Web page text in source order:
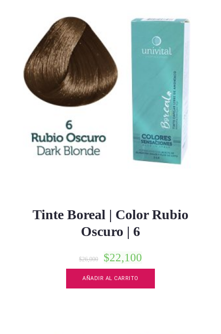
Tinte Boreal | Color Rubio
Oscuro | 6
$26,000 $22,100
AÑADIR AL CARRITO